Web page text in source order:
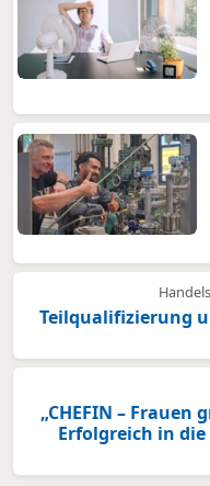
Teilqualifizierung
„CHEFIN –
Erfolgreich in